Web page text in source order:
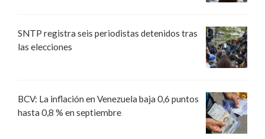
SNTP registra seis periodistas detenidos tras
las elecciones
BCV: La inflación en Venezuela baja 0,6 puntos
hasta 0,8 % en septiembre